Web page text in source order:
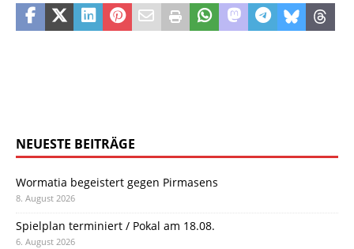
NEUESTE BEITRÄGE
Wormatia begeistert gegen Pirmasens
8. August 2026
Spielplan terminiert / Pokal am 18.08.
6. August 2026